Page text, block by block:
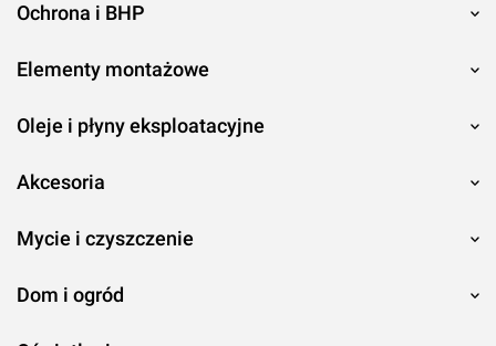
Ochrona i BHP
Elementy montażowe
Oleje i płyny eksploatacyjne
Akcesoria
Mycie i czyszczenie
Dom i ogród